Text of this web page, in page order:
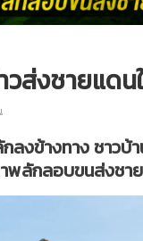
วส่งชายแดน
เท
รน
เลอ
กลงข้างทาง ชาว
พลักลอบขนส่งชา